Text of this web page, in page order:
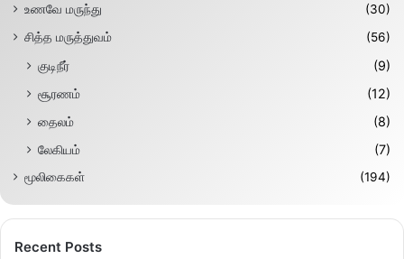
உணவே மருந்து
(30)
சித்த மருத்துவம்
(56)
குடிநீர்
(9)
சூரணம்
(12)
தைலம்
(8)
லேகியம்
(7)
மூலிகைகள் (194)
Recent Posts